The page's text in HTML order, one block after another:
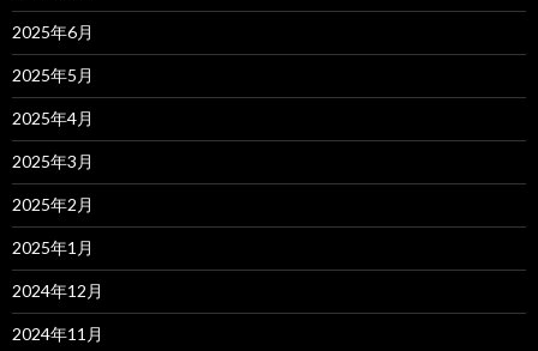
2025年6月
2025年5月
2025年4月
2025年3月
2025年2月
2025年1月
2024年12月
2024年11月